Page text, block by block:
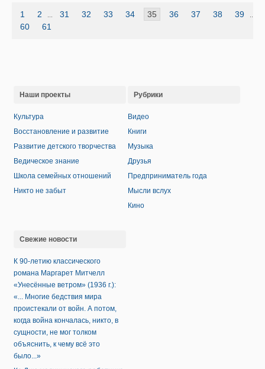
1 2 31 32 33 34 35 36 37 38 39
60 61
Наши проекты
Культура
Восстановление и развитие
Развитие детского творчества
Ведическое знание
Школа семейных отношений
Никто не забыт
Рубрики
Видео
Книги
Музыка
Друзья
Предприниматель года
Мысли вслух
Кино
Свежие новости
К 90-летию классического
романа Маргарет Митчелл
«Унесённые ветром» (1936 г.):
«... Многие бедствия мира
проистекали от войн. А потом,
когда война кончалась, никто, в
сущности, не мог толком
объяснить, к чему всё это
было...»